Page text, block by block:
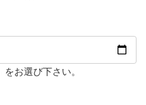
お選び下さい。